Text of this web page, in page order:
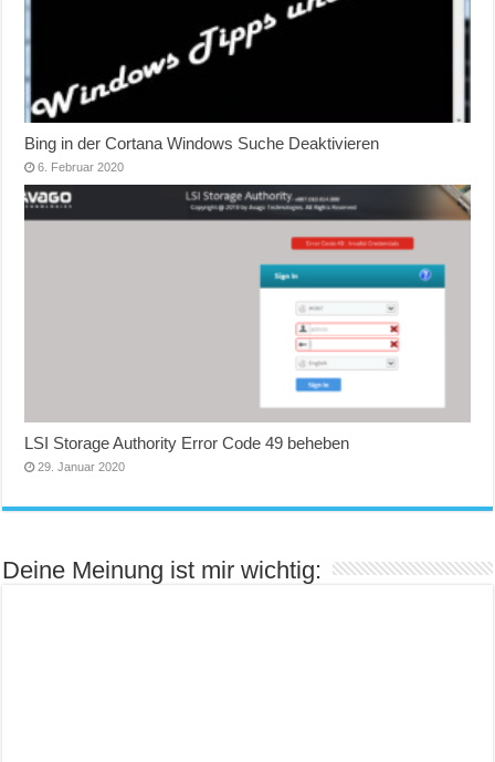
Bing in der Cortana Windows Suche Deaktivieren
6. Februar 2020
LSI Storage Authority Error Code 49 beheben
29. Januar 2020
Deine Meinung ist mir wichtig: